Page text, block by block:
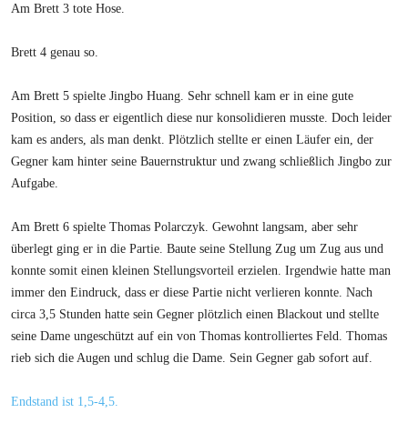
Am Brett 3 tote Hose.
Brett 4 genau so.
Am Brett 5 spielte Jingbo Huang. Sehr schnell kam er in eine gute
Position, so dass er eigentlich diese nur konsolidieren musste. Doch leider
kam es anders, als man denkt. Plötzlich stellte er einen Läufer ein, der
Gegner kam hinter seine Bauernstruktur und zwang schließlich Jingbo zur
Aufgabe.
Am Brett 6 spielte Thomas Polarczyk. Gewohnt langsam, aber sehr
überlegt ging er in die Partie. Baute seine Stellung Zug um Zug aus und
konnte somit einen kleinen Stellungsvorteil erzielen. Irgendwie hatte man
immer den Eindruck, dass er diese Partie nicht verlieren konnte. Nach
circa 3,5 Stunden hatte sein Gegner plötzlich einen Blackout und stellte
seine Dame ungeschützt auf ein von Thomas kontrolliertes Feld. Thomas
rieb sich die Augen und schlug die Dame. Sein Gegner gab sofort auf.
Endstand ist 1,5-4,5.